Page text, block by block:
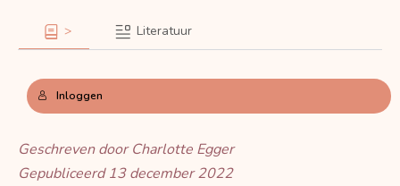
> Literatuur
Inloggen
Geschreven door Charlotte Egger
Gepubliceerd 13 december 2022